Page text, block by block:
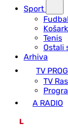
Sport
Fudbal
Tenis
Ostali
Arhiva
TV
ТV
A RADIO
L